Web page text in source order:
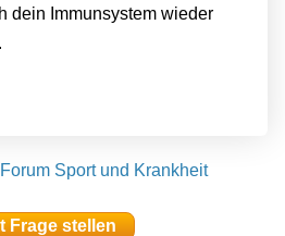
dein Immunsystem wieder
Forum Sport und Krankheit
Frage stellen